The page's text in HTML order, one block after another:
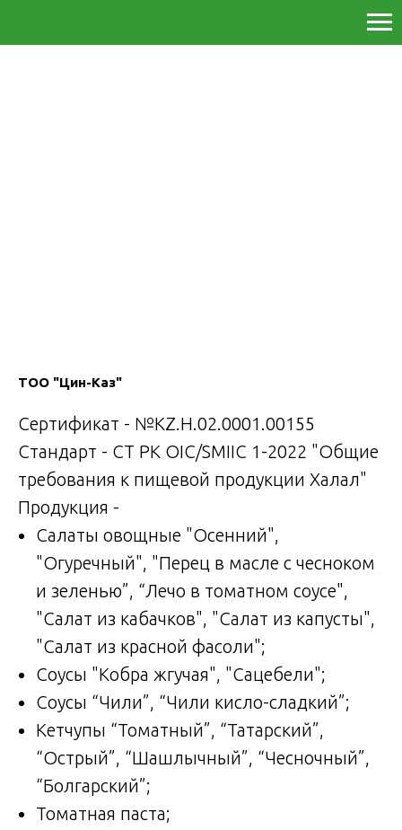
ТОО "Цин-Каз"
Сертификат - №KZ.H.02.0001.00155
Стандарт - СТ РК OIC/SMIIC 1-2022 "Общие
требования к пищевой продукции Халал"
Продукция -
Салаты овощные "Осенний",
"Огуречный", "Перец в масле с чесноком
и зеленью”, “Лечо в томатном соусе",
"Салат из кабачков", "Салат из капусты",
"Салат из красной фасоли";
Соусы "Кобра жгучая", "Сацебели";
Соусы “Чили”, “Чили кисло-сладкий”;
Кетчупы “Томатный”, “Татарский”,
“Острый”, “Шашлычный”, “Чесночный”,
“Болгарский”;
Томатная паста;